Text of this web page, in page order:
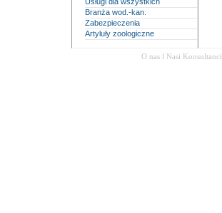
Branża wod.-kan.
Zabezpieczenia
Artyluły zoologiczne
O nas I Nasi Konsultanci